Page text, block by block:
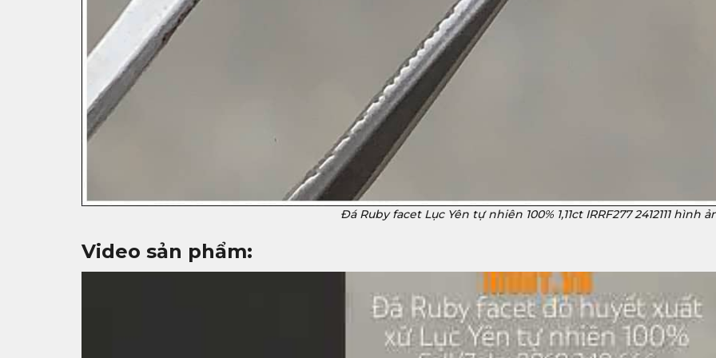
Đá Ruby facet Lục Yên tự nhiên 100% 1,11ct IRRF277 2412111 hình
Video sản phẩm: